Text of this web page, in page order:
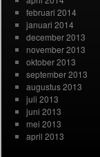
februari 2014
januari 2014
december 2013
november 2013
oktober 2013
september 2013
augustus 2013
juli 2013
juni 2013
mei 2013
april 2013